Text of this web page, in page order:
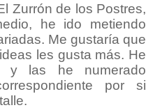
Zurrón de los Postres,
he ido metiendo
Me gustaría que
les gusta más. He
y las he numerado
por si